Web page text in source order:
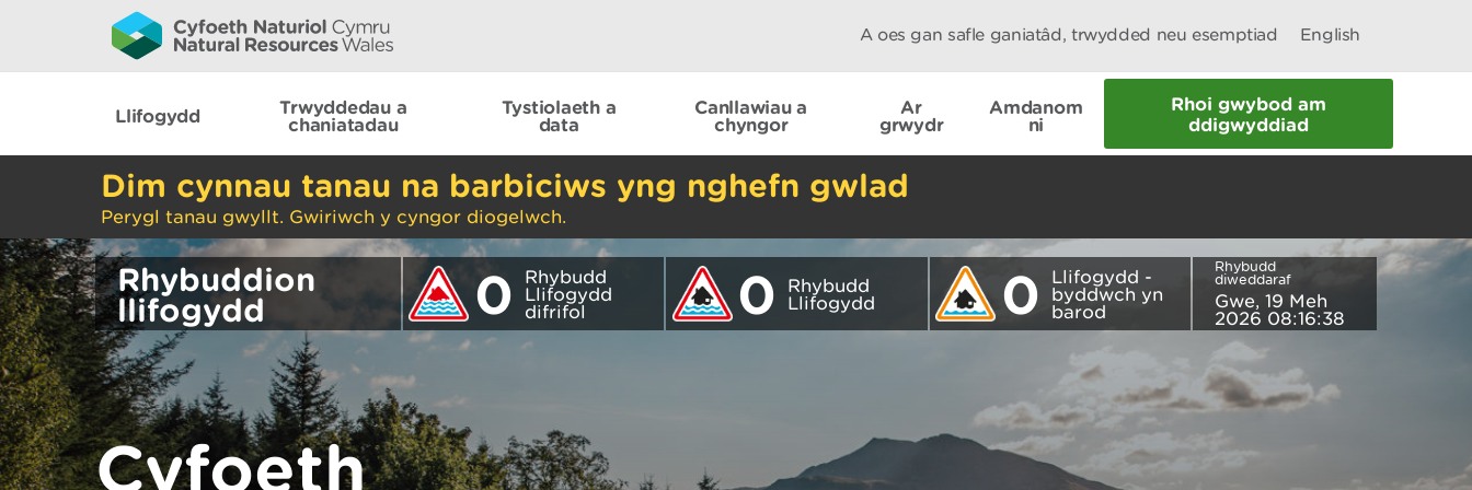
A oes gan safle ganiatâd, trwydded neu esemptiad English
Llifogydd
Trwyddedau a
chaniatadau
Tystiolaeth a
data
Canllawiau a
chyngor
Ar
grwydr
Amdanom
ni
Rhoi gwybod am
ddigwyddiad
Dim cynnau tanau na barbiciws yng nghefn gwlad
Perygl tanau gwyllt. Gwiriwch y cyngor diogelwch.
Rhybuddion
llifogydd
0
Rhybudd
Llifogydd
difrifol
0
Rhybudd
Llifogydd
0
Llifogydd -
byddwch yn
barod
Rhybudd
diweddaraf
Gwe, 19 Meh
2026 08:16:38
Cyfoeth